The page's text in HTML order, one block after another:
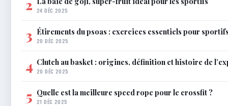
2 24 DÉC 2025
3 Étirements du psoas : exercices essentiels pour
20 DÉC 2025
4 Clutch au basket : origines, définition et histoire de
20 DÉC 2025
5 Quelle est la meilleure speed rope pour le crossfit ?
21 DÉC 2025